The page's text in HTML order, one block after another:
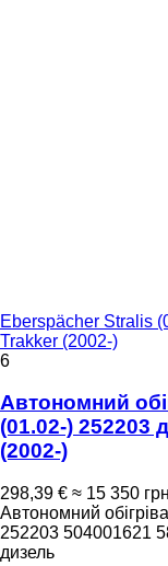
Eberspächer Stralis
Trakker (2002-)
6
Автономний
(01.02-) 252203
(2002-)
298,39 € ≈ 15 350 грн
Автономний
252203 504001621
дизель